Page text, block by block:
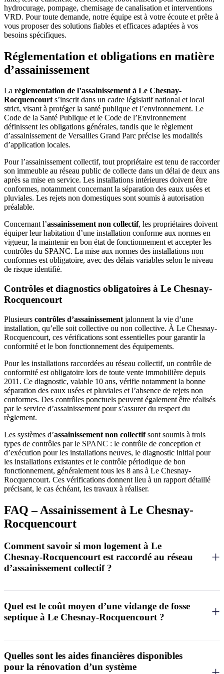
hydrocurage, pompage, chemisage de canalisation et interventions
VRD. Pour toute demande, notre équipe est à votre écoute et prête à
vous proposer des solutions fiables et efficaces adaptées à vos
besoins spécifiques.
Réglementation et obligations en matière
d’assainissement
La réglementation de l’assainissement à Le Chesnay-
Rocquencourts’inscrit dans un cadre législatif national et local
strict, visant à protéger la santé publique et l’environnement. Le
Code de la Santé Publique et le Code de l’Environnement
définissent les obligations générales, tandis que le règlement
d’assainissement de Versailles Grand Parc précise les modalités
d’application locales.
Pour l’assainissement collectif, tout propriétaire est tenu de raccorder
son immeuble au réseau public de collecte dans un délai de deux ans
après sa mise en service. Les installations intérieures doivent être
conformes, notamment concernant la séparation des eaux usées et
pluviales. Les rejets non domestiques sont soumis à autorisation
préalable.
Concernant l’assainissement non collectif, les propriétaires doivent
équiper leur habitation d’une installation conforme aux normes en
vigueur, la maintenir en bon état de fonctionnement et accepter les
contrôles du SPANC. La mise aux normes des installations non
conformes est obligatoire, avec des délais variables selon le niveau
de risque identifié.
Contrôles et diagnostics obligatoires à Le Chesnay-
Rocquencourt
Plusieurs contrôles d’assainissement jalonnent la vie d’une
installation, qu’elle soit collective ou non collective. À Le Chesnay-
Rocquencourt, ces vérifications sont essentielles pour garantir la
conformité et le bon fonctionnement des équipements.
Pour les installations raccordées au réseau collectif, un contrôle de
conformité est obligatoire lors de toute vente immobilière depuis
2011. Ce diagnostic, valable 10 ans, vérifie notamment la bonne
séparation des eaux usées et pluviales et l’absence de rejets non
conformes. Des contrôles ponctuels peuvent également être réalisés
par le service d’assainissement pour s’assurer du respect du
règlement.
Les systèmes d’assainissement non collectifsont soumis à trois
types de contrôles par le SPANC : le contrôle de conception et
d’exécution pour les installations neuves, le diagnostic initial pour
les installations existantes et le contrôle périodique de bon
fonctionnement, généralement tous les 8 ans à Le Chesnay-
Rocquencourt. Ces vérifications donnent lieu à un rapport détaillé
précisant, le cas échéant, les travaux à réaliser.
FAQ – Assainissement à Le Chesnay-
Rocquencourt
Comment savoir si mon logement à Le
Chesnay-Rocquencourt est raccordé au réseau
d’assainissement collectif ?
consulter le zonage d’assainissement disponible auprès du service
urbanisme de la mairie ou de Versailles Grand Parc. Votre facture
d’eau mentionne également une redevance d’assainissement collectif
du service assainissement de l’agglomération qui pourra confirmer
votre situation exacte.
Quel est le coût moyen d’une vidange de fosse
septique à Le Chesnay-Rocquencourt ?
volume de la fosse et l’accessibilité des installations. Ce tarif
comprend le pompage des matières, leur transport et leur traitement
Quelles sont les aides financières disponibles
pour la rénovation d’un système